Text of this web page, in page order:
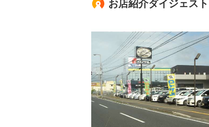
お店紹介ダイジェスト